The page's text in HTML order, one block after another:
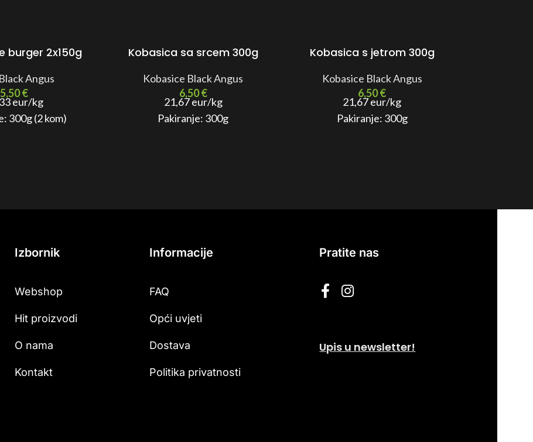
burger 2x150g
Angus
5,50€
eur/kg
300g (2 kom)
Kobasica sa srcem 300g
Kobasice Black Angus
6,50€
21,67 eur/kg
Pakiranje: 300g
Kobasica s jetrom 300g
Kobasice Black Angus
6,50€
21,67 eur/kg
Pakiranje: 300g
Izbornik
Webshop
Hit proizvodi
O nama
Kontakt
Informacije
FAQ
Opći uvjeti
Dostava
Politika privatnosti
Pratite nas
Upis u newsletter!